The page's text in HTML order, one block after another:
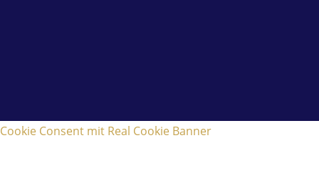
Cookie Consent mit Real Cookie Banner